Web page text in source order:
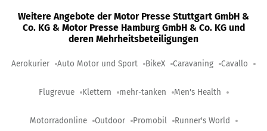
Weitere Angebote der Motor Presse Stuttgart GmbH &
Co. KG & Motor Presse Hamburg GmbH & Co. KG und
deren Mehrheitsbeteiligungen
Aerokurier Auto Motor und Sport BikeX Caravaning Cavallo
Flugrevue Klettern mehr-tanken Men's Health
Motorradonline Outdoor Promobil Runner's World